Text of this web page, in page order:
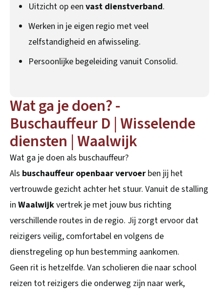
Uitzicht op een vast dienstverband.
Werken in je eigen regio met veel
zelfstandigheid en afwisseling.
Persoonlijke begeleiding vanuit Consolid.
Wat ga je doen? -
Buschauffeur D | Wisselende
diensten | Waalwijk
Wat ga je doen als buschauffeur?
Als buschauffeur openbaar vervoer ben jij het
vertrouwde gezicht achter het stuur. Vanuit de stalling
in Waalwijkvertrek je met jouw bus richting
verschillende routes in de regio. Jij zorgt ervoor dat
reizigers veilig, comfortabel en volgens de
dienstregeling op hun bestemming aankomen.
Geen rit is hetzelfde. Van scholieren die naar school
reizen tot reizigers die onderweg zijn naar werk,